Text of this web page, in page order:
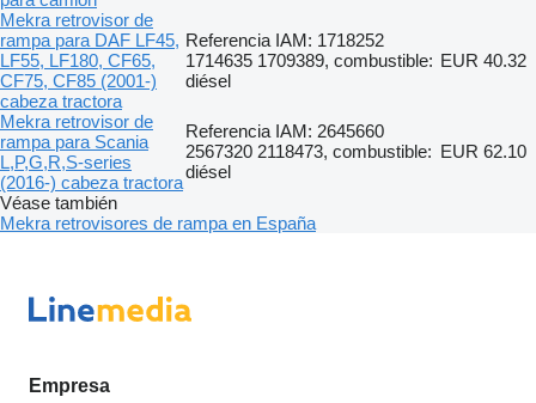
Mekra retrovisor de
rampa para DAF LF45,
LF55, LF180, CF65,
CF75, CF85 (2001-)
cabeza tractora
Referencia IAM: 1718252
1714635 1709389, combustible:
diésel
EUR 40.32
Mekra retrovisor de
rampa para Scania
L,P,G,R,S-series
(2016-) cabeza tractora
Referencia IAM: 2645660
2567320 2118473, combustible:
diésel
EUR 62.10
Véase también
Mekra retrovisores de rampa en España
Empresa